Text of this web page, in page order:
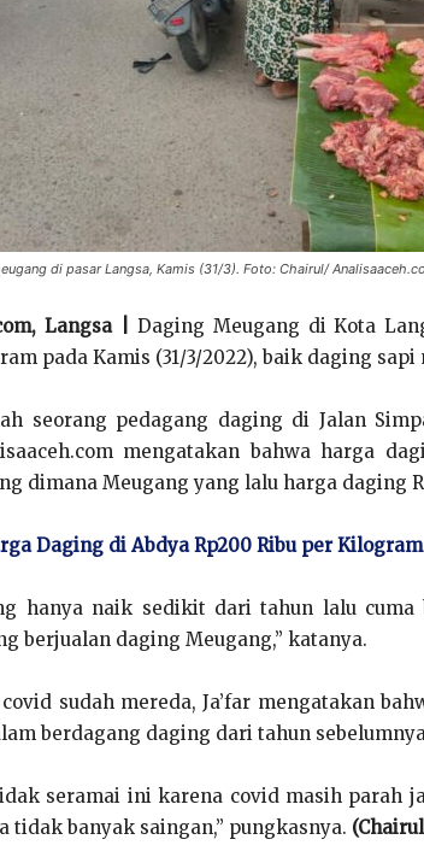
di pasar Langsa, Kamis (31/3). Foto: Chairul/
Langsa |
Daging Meugang di Kota
pada Kamis (31/3/2022), baik daging sapi
seorang pedagang daging di Jalan
mengatakan bahwa harga
dimana Meugang yang lalu harga daging
Daging di Abdya Rp200 Ribu per Kilogram
hanya naik sedikit dari tahun lalu
berjualan daging Meugang,” katanya.
sudah mereda, Ja’far mengatakan
berdagang daging dari tahun
seramai ini karena covid masih parah
tidak banyak saingan,” pungkasnya.